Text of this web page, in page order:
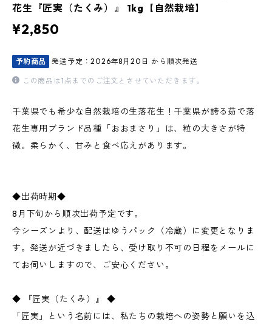
花生『匠実（たくみ）』 1kg【自然栽培】
¥2,850
予約商品 発送予定：2026年8月20日 から順次発送
この商品は1点までのご注文とさせていただきます。
千葉県でも希少な自然栽培の生落花生！千葉県が誇る茹で落
花生専用ブランド品種「おおまさり」は、粒の大きさが特
徴。柔らかく、甘みと食べ応えがあります。
◆出荷時期◆
8月下旬から順次出荷予定です。
今シーズンより、配送はゆうパック（冷蔵）に変更となりま
す。発送が近づきましたら、受け取り不可の日程をメールに
てお伺いしますので、ご安心ください。
◆ 『匠実（たくみ）』 ◆
「匠実」という名前には、私たちの栽培への姿勢と願いを込